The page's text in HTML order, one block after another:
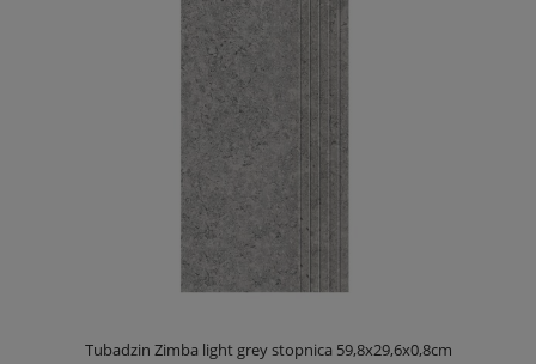
Tubadzin Zimba light grey stopnica 59,8x29,6x0,8cm